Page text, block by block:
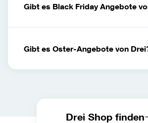
Gibt es Black Friday Angebote
Gibt es Oster-Angebote von
Drei Shop finden